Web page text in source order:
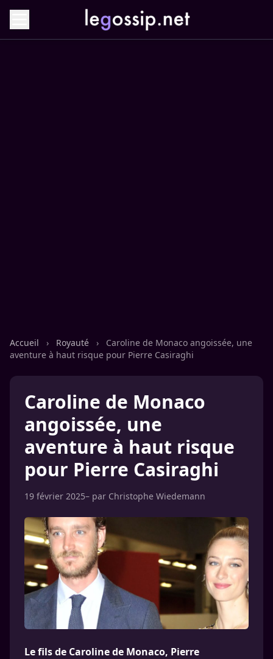
Accueil › Royauté ›
Caroline de Monaco angoissée, une
aventure à haut risque pour Pierre Casiraghi
Caroline de Monaco
angoissée, une
aventure à haut risque
pour Pierre Casiraghi
19 février 2025– par Christophe Wiedemann
Le fils de Caroline de Monaco, Pierre